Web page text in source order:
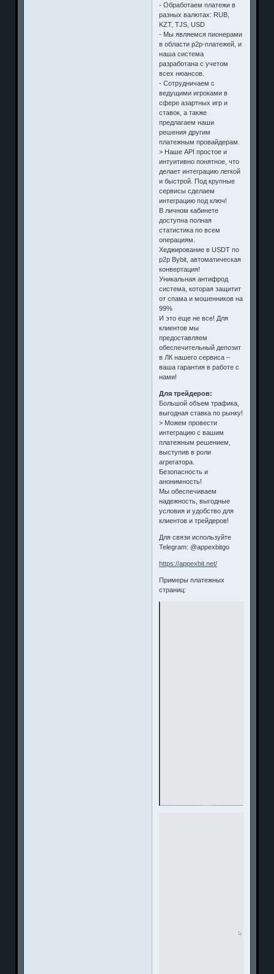
- Обработаем платежи в
разных валютах: RUB,
KZT, TJS, USD
- Мы являемся пионерами
в области p2p-платежей, и
наша система
разработана с учетом
всех нюансов.
- Сотрудничаем с
ведущими игроками в
сфере азартных игр и
ставок, а также
предлагаем наши
решения другим
платежным провайдерам.
> Наше API простое и
интуитивно понятное, что
делает интеграцию легкой
и быстрой. Под крупные
сервисы сделаем
интеграцию под ключ!
В личном кабинете
доступна полная
статистика по всем
операциям.
Хеджирование в USDT по
p2p Bybit, автоматическая
конвертация!
Уникальная антифрод
система, которая защитит
от спама и мошенников на
99%
И это еще не все! Для
клиентов мы
предоставляем
обеспечительный депозит
в ЛК нашего сервиса –
ваша гарантия в работе с
нами!
Для трейдеров:
Большой объем трафика,
выгодная ставка по рынку!
> Можем провести
интеграцию с вашим
платежным решением,
выступив в роли
агрегатора.
Безопасность и
анонимность!
Мы обеспечиваем
надежность, выгодные
условия и удобство для
клиентов и трейдеров!
Для связи используйте
Telegram: @appexbitgo
https://appexbit.net/
Примеры платежных
страниц: